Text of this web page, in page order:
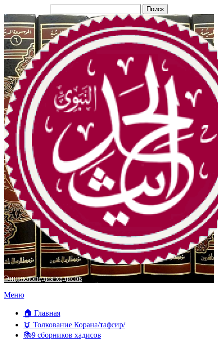
Энциклопедия хадисов
Перейти
содержимому
Меню
🏠 Главная
📖 Толкование Корана/тафсир/
📚9 сборников хадисов